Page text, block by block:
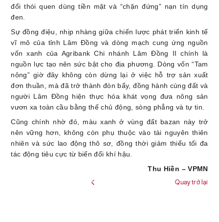
đổi thói quen dùng tiền mặt và “chặn đứng” nạn tín dụng
đen.
Sự đồng điệu, nhịp nhàng giữa chiến lược phát triển kinh tế
vĩ mô của tỉnh Lâm Đồng và dòng mạch cung ứng nguồn
vốn xanh của Agribank Chi nhánh Lâm Đồng II chính là
nguồn lực tạo nên sức bật cho địa phương. Dòng vốn “Tam
nông” giờ đây không còn dừng lại ở việc hỗ trợ sản xuất
đơn thuần, mà đã trở thành đòn bẩy, đồng hành cùng đất và
người Lâm Đồng hiện thực hóa khát vọng đưa nông sản
vươn xa toàn cầu bằng thế chủ động, sòng phẳng và tự tin.
Cũng chính nhờ đó, màu xanh ở vùng đất bazan này trở
nên vững hơn, không còn phụ thuộc vào tài nguyên thiên
nhiên và sức lao động thô sơ, đồng thời giảm thiểu tối đa
tác động tiêu cực từ biến đổi khí hậu.
Thu Hiền – VPMN
Quay trở lại